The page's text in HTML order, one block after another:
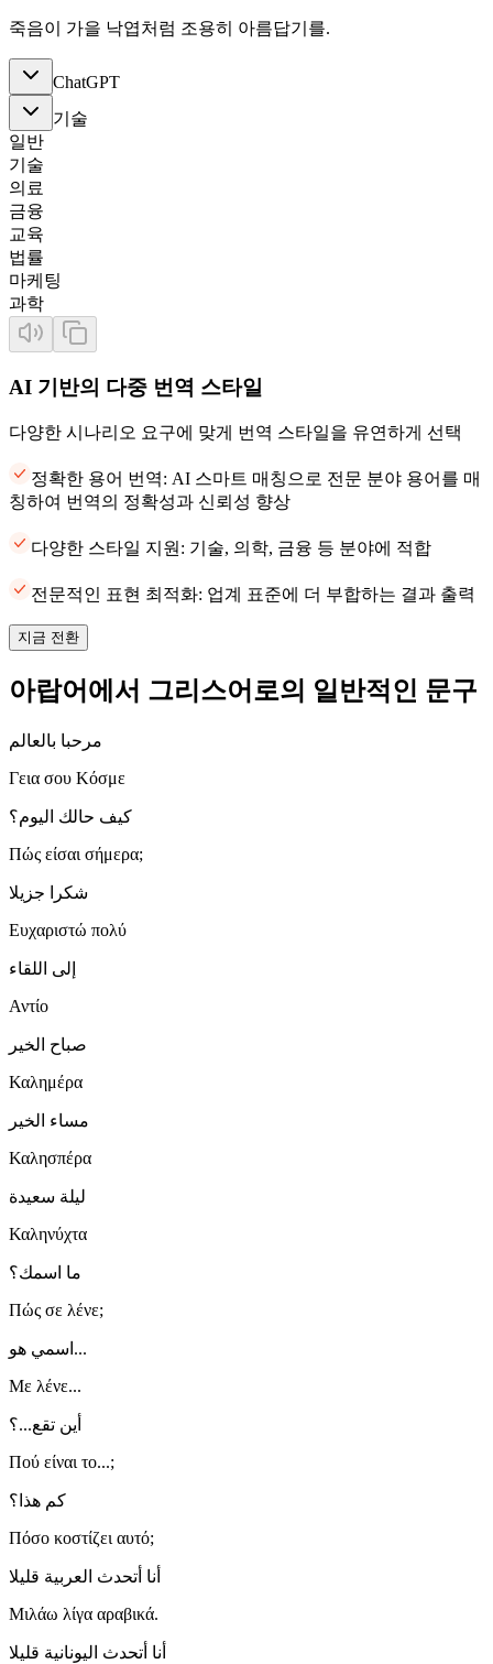
죽음이 가을 낙엽처럼 조용히 아름답기를.
ChatGPT
기술
일반
기술
의료
금융
교육
법률
마케팅
과학
AI 기반의 다중 번역 스타일
다양한 시나리오 요구에 맞게 번역 스타일을 유연하게 선택
정확한 용어 번역: AI 스마트 매칭으로 전문 분야 용어를 매
칭하여 번역의 정확성과 신뢰성 향상
다양한 스타일 지원: 기술, 의학, 금융 등 분야에 적합
전문적인 표현 최적화: 업계 표준에 더 부합하는 결과 출력
지금 전환
아랍어에서 그리스어로의 일반적인 문구
مرحبا بالعالم
Γεια σου Κόσμε
كيف حالك اليوم؟
Πώς είσαι σήμερα;
شكرا جزيلا
Ευχαριστώ πολύ
إلى اللقاء
Αντίο
صباح الخير
Καλημέρα
مساء الخير
Καλησπέρα
ليلة سعيدة
Καληνύχτα
ما اسمك؟
Πώς σε λένε;
اسمي هو...
Με λένε...
أين تقع...؟
Πού είναι το...;
كم هذا؟
Πόσο κοστίζει αυτό;
أنا أتحدث العربية قليلا
Μιλάω λίγα αραβικά.
أنا أتحدث اليونانية قليلا